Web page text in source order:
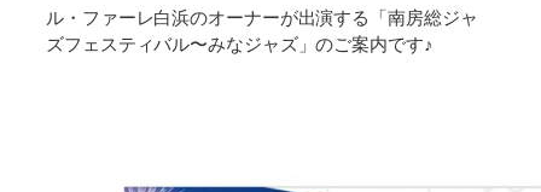
ル・ファーレ白浜のオーナーが出演する「南房総ジャ
ズフェスティバル〜みなジャズ」のご案内です♪